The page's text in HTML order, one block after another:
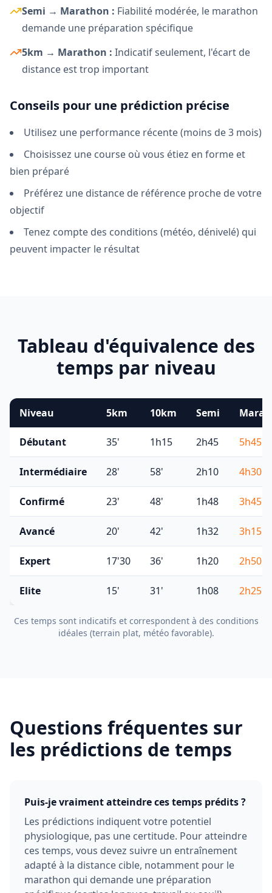
Semi → Marathon : Fiabilité modérée, le marathon
demande une préparation spécifique
5km → Marathon : Indicatif seulement, l'écart de
distance est trop important
Conseils pour une prédiction précise
Utilisez une performance récente (moins de 3 mois)
Choisissez une course où vous étiez en forme et
bien préparé
Préférez une distance de référence proche de votre
objectif
Tenez compte des conditions (météo, dénivelé) qui
peuvent impacter le résultat
Tableau d'équivalence des
temps par niveau
Niveau 5km 10km Semi
Débutant 35' 1h15 2h45 5h45
Intermédiaire 28' 58' 2h10 4h30
Confirmé 23' 48' 1h48 3h45
Avancé 20' 42' 1h32 3h15
Expert 17'30 36' 1h20 2h50
Elite 15' 31' 1h08 2h25
Ces temps sont indicatifs et correspondent à des conditions
idéales (terrain plat, météo favorable).
Questions fréquentes sur
les prédictions de temps
Puis-je vraiment atteindre ces temps prédits ?
Les prédictions indiquent votre potentiel
physiologique, pas une certitude. Pour atteindre
ces temps, vous devez suivre un entraînement
adapté à la distance cible, notamment pour le
marathon qui demande une préparation